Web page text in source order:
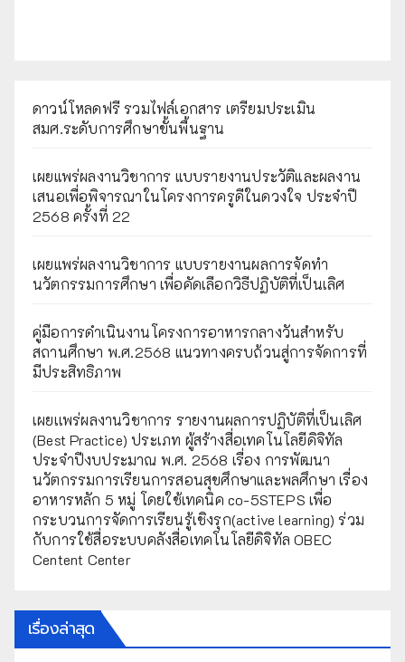
ดาวน์โหลดฟรี รวมไฟล์เอกสาร เตรียมประเมิน
สมศ.ระดับการศึกษาขั้นพื้นฐาน
เผยแพร่ผลงานวิชาการ แบบรายงานประวัติและผลงาน
เสนอเพื่อพิจารณาในโครงการครูดีในดวงใจ ประจำปี
2568 ครั้งที่ 22
เผยแพร่ผลงานวิชาการ แบบรายงานผลการจัดทำ
นวัตกรรมการศึกษา เพื่อคัดเลือกวิธีปฏิบัติที่เป็นเลิศ
คู่มือการดำเนินงานโครงการอาหารกลางวันสำหรับ
สถานศึกษา พ.ศ.2568 แนวทางครบถ้วนสู่การจัดการที่
มีประสิทธิภาพ
เผยเเพร่ผลงานวิชาการ รายงานผลการปฏิบัติที่เป็นเลิศ
(Best Practice) ประเภท ผู้สร้างสื่อเทคโนโลยีดิจิทัล
ประจำปีงบประมาณ พ.ศ. 2568 เรื่อง การพัฒนา
นวัตกรรมการเรียนการสอนสุขศึกษาและพลศึกษา เรื่อง
อาหารหลัก 5 หมู่ โดยใช้เทคนิค co-5STEPS เพื่อ
กระบวนการจัดการเรียนรู้เชิงรุก(active learning) ร่วม
กับการใช้สื่อระบบคลังสื่อเทคโนโลยีดิจิทัล OBEC
Centent Center
เรื่องล่าสุด